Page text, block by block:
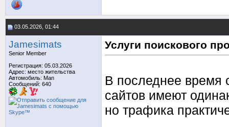
03.05.2026, 01:44
Jamesimats
Senior Member
Регистрация: 05.03.2026
Адрес: место жительства
Автомобиль: Man
Сообщений: 640
Услуги поискового
В последнее время
сайтов имеют
но трафика